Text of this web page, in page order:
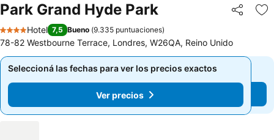
Park Grand Hyde Park Compartir
4 Estrellas
Hotel 7,5 Bueno (9.335 puntuaciones)
78-82 Westbourne Terrace, Londres, W26QA, Reino Unido
Seleccioná las fechas para ver los precios exactos
Ver precios
Seleccioná las fechas para ver los precios exactos
Ver precios